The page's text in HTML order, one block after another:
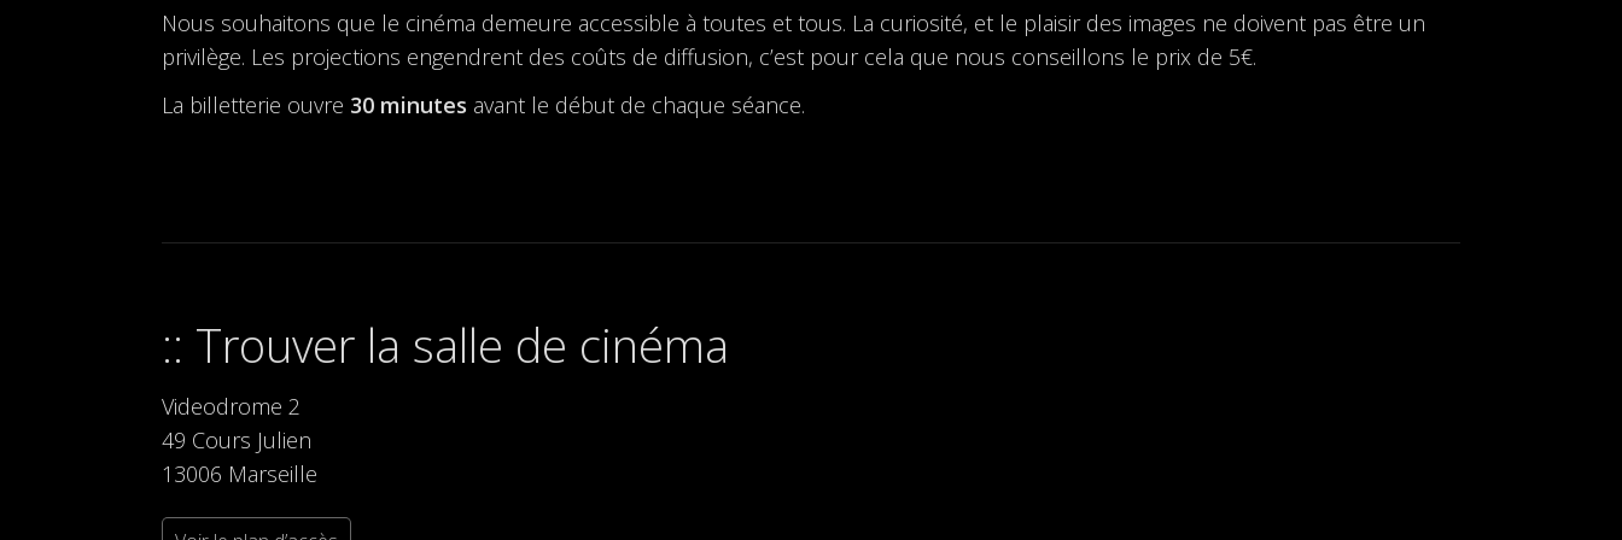
Nous souhaitons que le cinéma demeure accessible à toutes et tous. La curiosité, et le plaisir des images ne doivent pas être un
privilège. Les projections engendrent des coûts de diffusion, c’est pour cela que nous conseillons le prix de 5€.
La billetterie ouvre 30 minutes avant le début de chaque séance.
Trouver la salle de cinéma
Videodrome 2
49 Cours Julien
13006 Marseille